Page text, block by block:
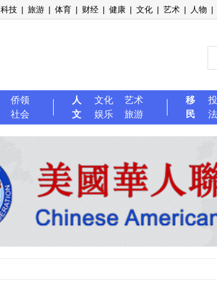
科技 | 旅游 | 体育 | 财经 | 健康 | 文化 | 艺术 | 人物 |
侨领
社会
人
文
文化
艺术
娱乐
旅游
移
民